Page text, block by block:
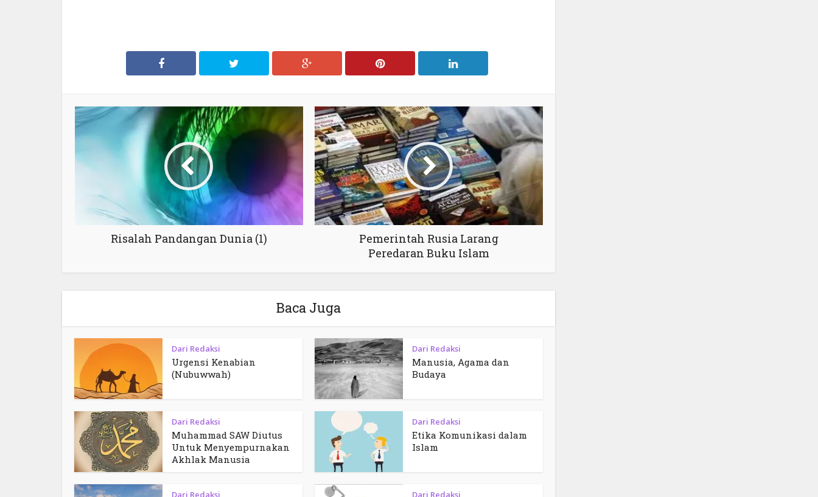
Risalah Pandangan Dunia (1)
Pemerintah Rusia Larang
Peredaran Buku Islam
Baca Juga
Dari Redaksi
Urgensi Kenabian
(Nubuwwah)
Dari Redaksi
Manusia, Agama dan
Budaya
Dari Redaksi
Muhammad SAW Diutus
Untuk Menyempurnakan
Akhlak Manusia
Dari Redaksi
Etika Komunikasi dalam
Islam
Dari Redaksi Dari Redaksi